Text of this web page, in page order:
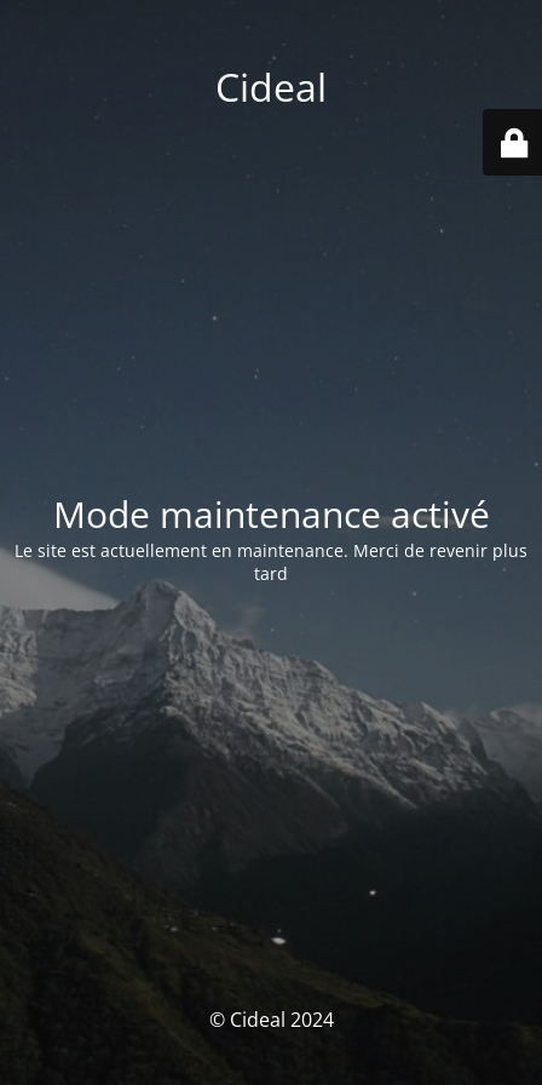
Cideal
Mode maintenance activé
Le site est actuellement en maintenance. Merci de revenir plus
tard
© Cideal 2024